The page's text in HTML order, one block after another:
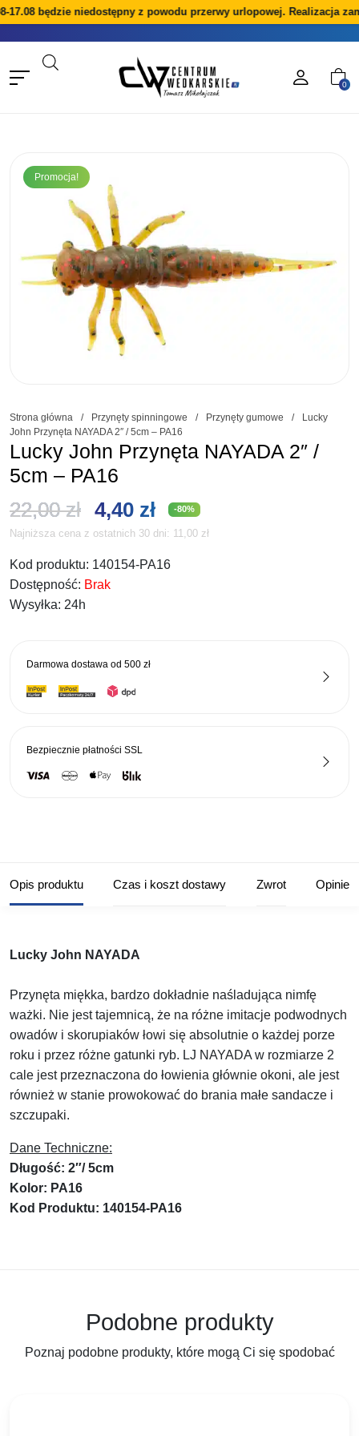
będzie niedostępny z powodu przerwy urlopowej. Realizacja
0
Promocja!
Strona główna / Przynęty spinningowe / Przynęty gumowe /
Lucky
John Przynęta NAYADA 2″ / 5cm – PA16
Lucky John Przynęta NAYADA 2″ /
5cm – PA16
22,00zł Pierwotna
cena
wynosiła:
4,40 złAktualna
cena
wynosi:
-80%
Najniższa cena z ostatnich 30 dni: 11,00 zł
Kod produktu: 140154-PA16
Dostępność: Brak
Wysyłka: 24h
Darmowa dostawa od 500 zł
Bezpiecznie płatności SSL
Opis produktu Czas i koszt dostawy Zwrot Opinie
Lucky John NAYADA
Przynęta miękka, bardzo dokładnie naśladująca nimfę
ważki. Nie jest tajemnicą, że na różne imitacje podwodnych
owadów i skorupiaków łowi się absolutnie o każdej porze
roku i przez różne gatunki ryb. LJ NAYADA w rozmiarze 2
cale jest przeznaczona do łowienia głównie okoni, ale jest
również w stanie prowokować do brania małe sandacze i
szczupaki.
Dane Techniczne:
Długość: 2″/ 5cm
Kolor: PA16
Kod Produktu: 140154-PA16
Podobne produkty
Poznaj podobne produkty, które mogą Ci się spodobać